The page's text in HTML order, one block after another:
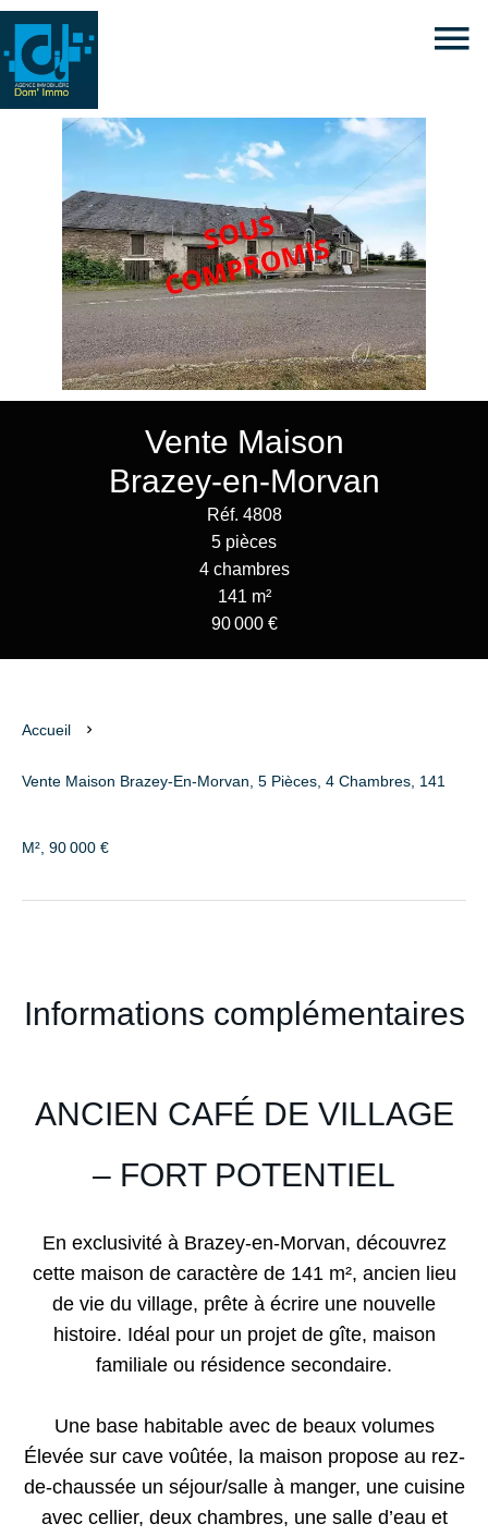
Vente Maison
Brazey-en-Morvan
Réf. 4808
5 pièces
4 chambres
141 m²
90 000 €
Accueil
Vente Maison Brazey-En-Morvan, 5 Pièces, 4 Chambres, 141
M², 90 000 €
Informations complémentaires
ANCIEN CAFÉ DE VILLAGE
– FORT POTENTIEL
En exclusivité à Brazey-en-Morvan, découvrez
cette maison de caractère de 141 m², ancien lieu
de vie du village, prête à écrire une nouvelle
histoire. Idéal pour un projet de gîte, maison
familiale ou résidence secondaire.
Une base habitable avec de beaux volumes
Élevée sur cave voûtée, la maison propose au rez-
de-chaussée un séjour/salle à manger, une cuisine
avec cellier, deux chambres, une salle d’eau et